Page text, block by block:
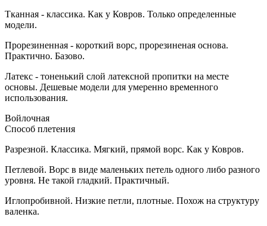
Тканная - классика. Как у Ковров. Только определенные
модели.
Прорезиненная - короткий ворс, прорезиненая основа.
Практично. Базово.
Латекс - тоненький слой латексной пропитки на месте
основы. Дешевые модели для умеренно временного
использования.
Войлочная
Способ плетения
Разрезной. Классика. Мягкий, прямой ворс. Как у Ковров.
Петлевой. Ворс в виде маленьких петель одного либо разного
уровня. Не такой гладкий. Практичный.
Иглопробивной. Низкие петли, плотные. Похож на структуру
валенка.